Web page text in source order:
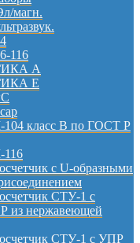
магн.
116
А
Е
класс B по ГОСТ Р
116
с U-образными
СТУ-1 с
из нержавеющей
СТУ-1 с УПР